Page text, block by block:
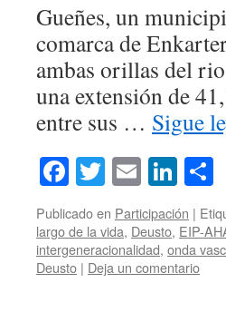
Gueñes, un
comarca de
ambas orillas del
una extensión de
entre sus … Sigue
Facebook
Twitter
Email
Publicado en Participación |
largo de la vida, Deusto, EIP-
intergeneracionalidad, onda
Deusto | Deja un comentario